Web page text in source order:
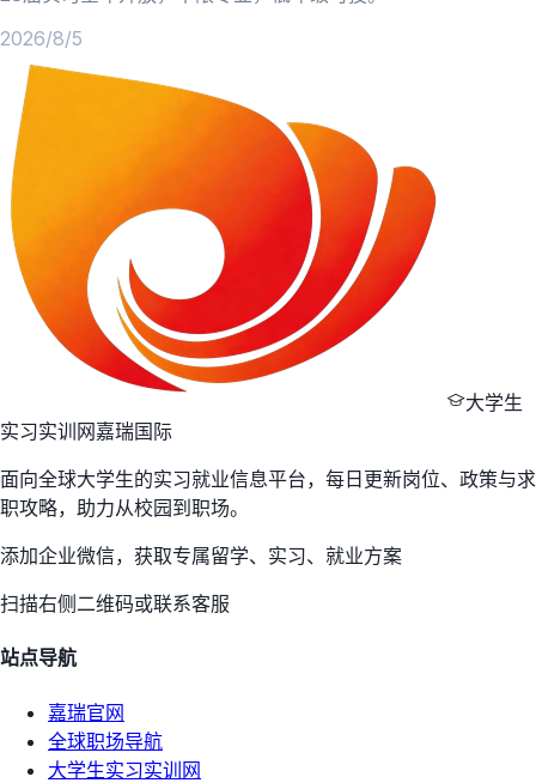
2026/8/5
大学生
实习实训网嘉瑞国际
面向全球大学生的实习就业信息平台，每日更新岗位、政策与求
职攻略，助力从校园到职场。
添加企业微信，获取专属留学、实习、就业方案
扫描右侧二维码或联系客服
站点导航
嘉瑞官网
全球职场导航
大学生实习实训网